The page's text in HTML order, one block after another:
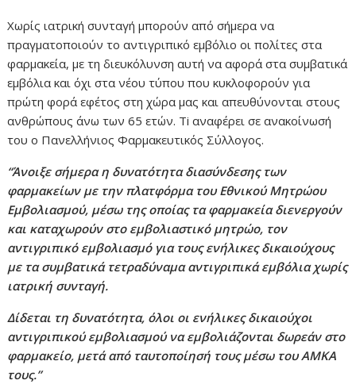
Χωρίς ιατρική συνταγή μπορούν από σήμερα να
πραγματοποιούν το αντιγριπικό εμβόλιο οι πολίτες στα
φαρμακεία, με τη διευκόλυνση αυτή να αφορά στα συμβατικά
εμβόλια και όχι στα νέου τύπου που κυκλοφορούν για
πρώτη φορά εφέτος στη χώρα μας και απευθύνονται στους
ανθρώπους άνω των 65 ετών. Ti αναφέρει σε ανακοίνωσή
του ο Πανελλήνιος Φαρμακευτικός Σύλλογος.
“Άνοιξε σήμερα η δυνατότητα διασύνδεσης των
φαρμακείων με την πλατφόρμα του Εθνικού Μητρώου
Εμβολιασμού, μέσω της οποίας τα φαρμακεία διενεργούν
και καταχωρούν στο εμβολιαστικό μητρώο, τον
αντιγριπικό εμβολιασμό για τους ενήλικες δικαιούχους
με τα συμβατικά τετραδύναμα αντιγριπικά εμβόλια χωρίς
ιατρική συνταγή.
Δίδεται τη δυνατότητα, όλοι οι ενήλικες δικαιούχοι
αντιγριπικού εμβολιασμού να εμβολιάζονται δωρεάν στο
φαρμακείο, μετά από ταυτοποίησή τους μέσω του ΑΜΚΑ
τους.”